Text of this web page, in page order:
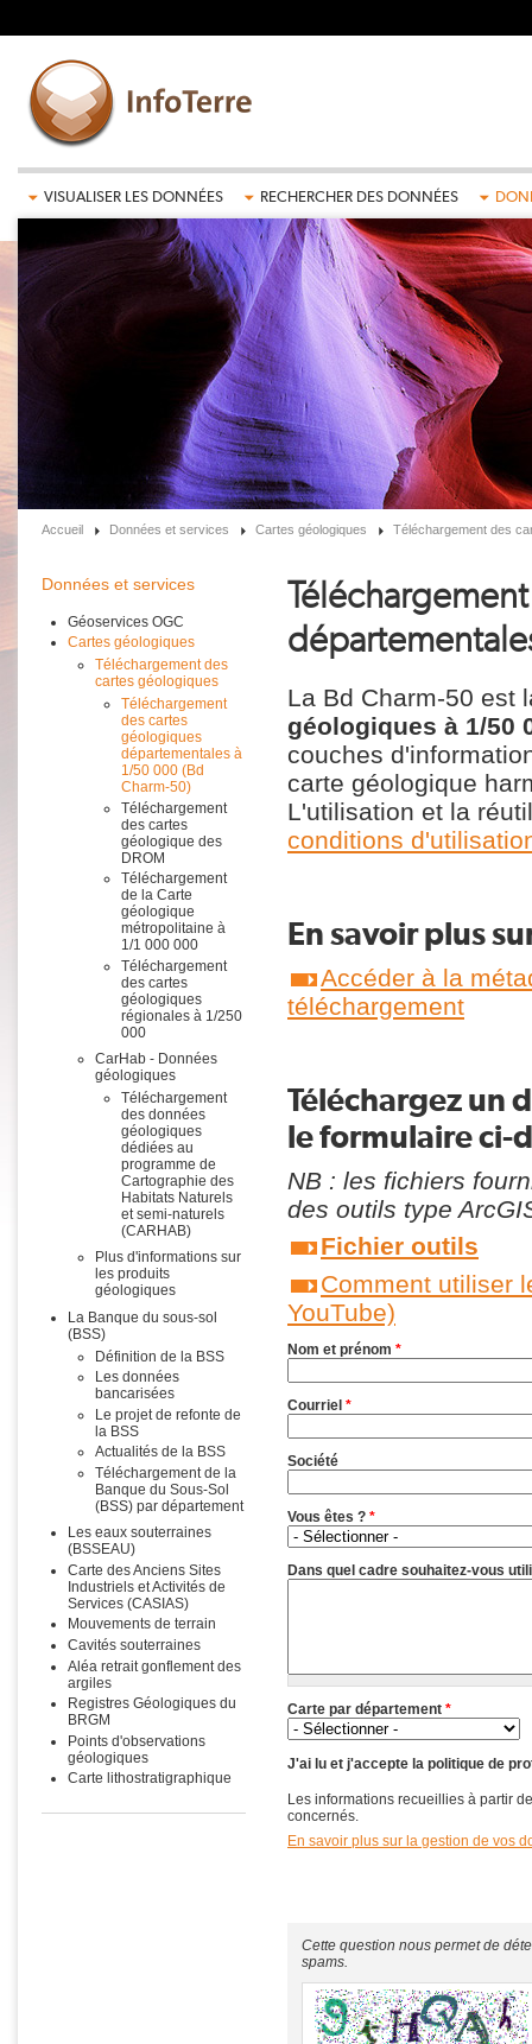
VISUALISER LES DONNÉES RECHERCHER DES DONNÉES
Accueil Données et services Cartes géologiques Téléchargement des
Données et services
Géoservices OGC
Cartes géologiques
Téléchargement des
cartes géologiques
Téléchargement
des cartes
géologiques
départementales à
1/50 000 (Bd
Charm-50)
Téléchargement
des cartes
géologique des
DROM
Téléchargement
de la Carte
géologique
métropolitaine à
1/1 000 000
Téléchargement
des cartes
géologiques
régionales à 1/250
000
CarHab - Données
géologiques
Téléchargement
des données
géologiques
dédiées au
programme de
Cartographie des
Habitats Naturels
et semi-naturels
(CARHAB)
Plus d'informations sur
les produits
géologiques
La Banque du sous-sol
(BSS)
Définition de la BSS
Les données
bancarisées
Le projet de refonte de
la BSS
Actualités de la BSS
Téléchargement de la
Banque du Sous-Sol
(BSS) par département
Les eaux souterraines
(BSSEAU)
Carte des Anciens Sites
Industriels et Activités de
Services (CASIAS)
Mouvements de terrain
Cavités souterraines
Aléa retrait gonflement des
argiles
Registres Géologiques du
BRGM
Points d'observations
géologiques
Carte lithostratigraphique
La Bd Charm-50 est
géologiques à 1/50
couches
carte géologique
L'utilisation et la
conditions
En savoir plus
Accéder à la
téléchargement
Téléchargez un
le formulaire ci-
NB : les fichiers
des outils type
Fichier outils
Comment utiliser
YouTube)
Nom et prénom *
Courriel *
Société
Vous êtes ? *
Dans quel cadre souhaitez-vous
Carte par département *
J'ai lu et j'accepte la politique de
Les informations recueillies à partir
concernés.
En savoir plus sur la gestion de vos
Cette question nous permet de
spams.